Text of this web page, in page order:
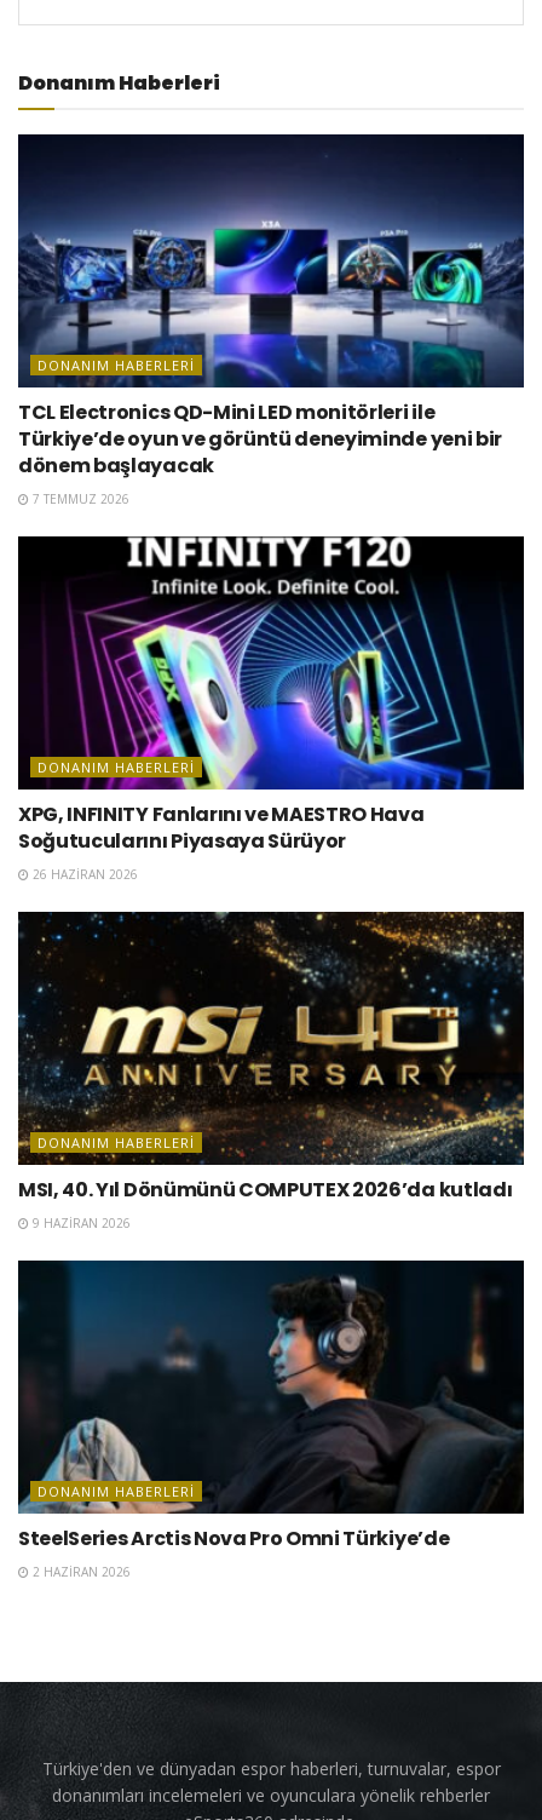
Donanım Haberleri
DONANIM HABERLERI
TCL Electronics QD-Mini LED monitörleri ile
Türkiye’de oyun ve görüntü deneyiminde yeni bir
dönem başlayacak
7 TEMMUZ 2026
DONANIM HABERLERI
XPG, INFINITY Fanlarını ve MAESTRO Hava
Soğutucularını Piyasaya Sürüyor
26 HAZIRAN 2026
DONANIM HABERLERI
MSI, 40. Yıl Dönümünü COMPUTEX 2026’da kutladı
9 HAZIRAN 2026
DONANIM HABERLERI
SteelSeries Arctis Nova Pro Omni Türkiye’de
2 HAZIRAN 2026
Türkiye'den ve dünyadan espor haberleri, turnuvalar, espor
donanımları incelemeleri ve oyunculara yönelik rehberler